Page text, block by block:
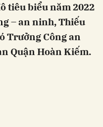
tiêu biểu năm 2022
– an ninh, Thiếu
Trưởng Công an
Quận Hoàn Kiếm.